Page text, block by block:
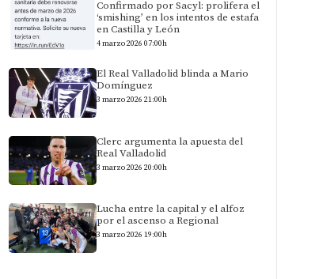
Confirmado por Sacyl: prolifera el
‘smishing’ en los intentos de estafa
en Castilla y León
4 marzo 2026 07:00h
El Real Valladolid blinda a Mario
Domínguez
3 marzo 2026 21:00h
Clerc argumenta la apuesta del
Real Valladolid
3 marzo 2026 20:00h
Lucha entre la capital y el alfoz
por el ascenso a Regional
3 marzo 2026 19:00h